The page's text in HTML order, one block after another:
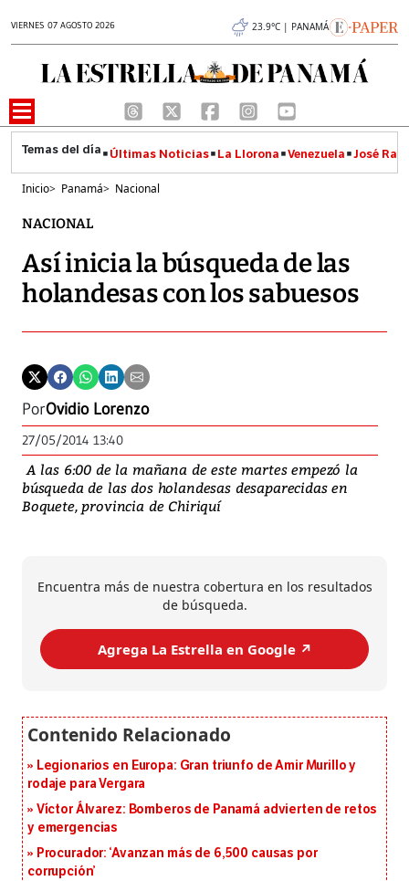
VIERNES 07 AGOSTO 2026 23.9°C | PANAMÁ
Últimas Noticias La Llorona Venezuela José
Inicio> Panamá> Nacional
NACIONAL
Así inicia la búsqueda de las
holandesas con los sabuesos
PorOvidio Lorenzo
27/05/2014 13:40
A las 6:00 de la mañana de este martes empezó la
búsqueda de las dos holandesas desaparecidas en
Boquete, provincia de Chiriquí
Encuentra más de nuestra cobertura en los resultados
de búsqueda.
Agrega La Estrella en Google ↗️
Legionarios en Europa: Gran triunfo de Amir Murillo y
rodaje para Vergara
Víctor Álvarez: Bomberos de Panamá advierten de retos
y emergencias
Procurador: ‘Avanzan más de 6,500 causas por
corrupción’